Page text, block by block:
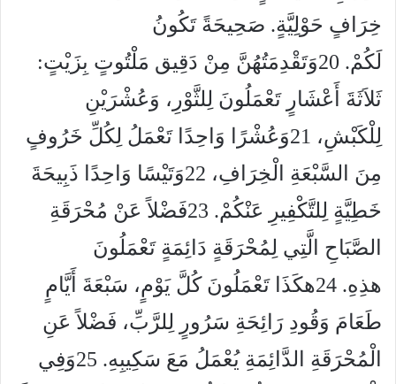
خِرَافٍ حَوْلِيَّةٍ. صَحِيحَةً تَكُونُ
لَكُمْ. 20وَتَقْدِمَتُهُنَّ مِنْ دَقِيق مَلْتُوتٍ بِزَيْتٍ:
ثَلاَثَةَ أَعْشَارٍ تَعْمَلُونَ لِلثَّوْرِ، وَعُشْرَيْنِ
لِلْكَبْشِ، 21وَعُشْرًا وَاحِدًا تَعْمَلُ لِكُلِّ خَرُوفٍ
مِنَ السَّبْعَةِ الْخِرَافِ، 22وَتَيْسًا وَاحِدًا ذَبِيحَةَ
خَطِيَّةٍ لِلتَّكْفِيرِ عَنْكُمْ. 23فَضْلاً عَنْ مُحْرَقَةِ
الصَّبَاحِ الَّتِي لِمُحْرَقَةٍ دَائِمَةٍ تَعْمَلُونَ
هذِهِ. 24هكَذَا تَعْمَلُونَ كُلَّ يَوْمٍ، سَبْعَةَ أَيَّامٍ
طَعَامَ وَقُودِ رَائِحَةِ سَرُورٍ لِلرَّبِّ، فَضْلاً عَنِ
الْمُحْرَقَةِ الدَّائِمَةِ يُعْمَلُ مَعَ سَكِيبِهِ. 25وَفِي